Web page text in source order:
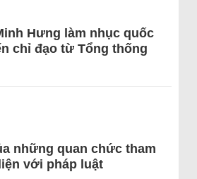
Hưng làm nhục quốc
chỉ đạo từ Tổng thống
những quan chức tham
với pháp luật